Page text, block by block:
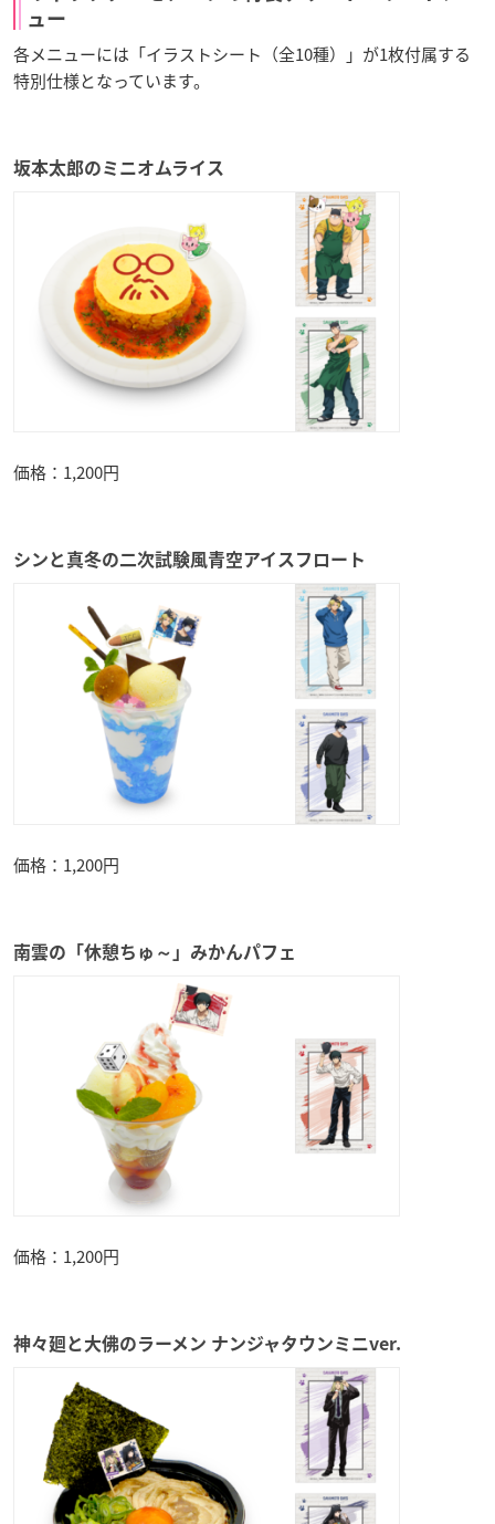
ュー
各メニューには「イラストシート（全10種）」が1枚付属する
特別仕様となっています。
坂本太郎のミニオムライス
価格：1,200円
シンと真冬の二次試験風青空アイスフロート
価格：1,200円
南雲の「休憩ちゅ～」みかんパフェ
価格：1,200円
神々廻と大佛のラーメン ナンジャタウンミニver.